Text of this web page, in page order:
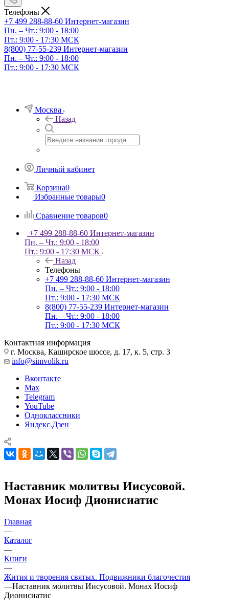
Телефоны
+7 499 288-88-60 Интернет-магазин
Пн. – Чт.: 9:00 - 18:00
Пт.: 9:00 - 17:30 МСК
8(800) 77-55-239 Интернет-магазин
Пн. – Чт.: 9:00 - 18:00
Пт.: 9:00 - 17:30 МСК
Москва
Назад
Личный кабинет
Корзина0
Избранные товары0
Сравнение товаров0
+7 499 288-88-60 Интернет-магазин
Пн. – Чт.: 9:00 - 18:00
Пт.: 9:00 - 17:30 МСК
Назад
Телефоны
+7 499 288-88-60 Интернет-магазин
Пн. – Чт.: 9:00 - 18:00
Пт.: 9:00 - 17:30 МСК
8(800) 77-55-239 Интернет-магазин
Пн. – Чт.: 9:00 - 18:00
Пт.: 9:00 - 17:30 МСК
Контактная информация
г. Москва, Каширское шоссе, д. 17, к. 5, стр. 3
info@simvolik.ru
Вконтакте
Max
Telegram
YouTube
Одноклассники
Яндекс.Дзен
Наставник молитвы Иисусовой.
Монах Иосиф Дионисиатис
Главная
—
Каталог
—
Книги
—
Жития и творения святых. Подвижники благочестия
—Наставник молитвы Иисусовой. Монах Иосиф
Дионисиатис